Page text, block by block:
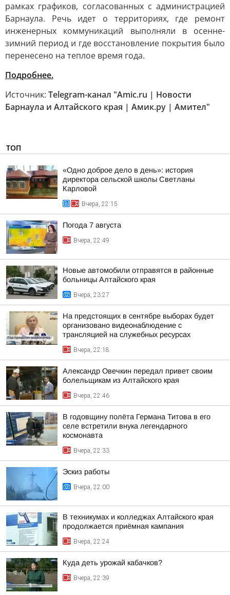
рамках графиков, согласованных с администрацией
Барнаула. Речь идет о территориях, где ремонт
инженерных коммуникаций выполняли в осенне-
зимний период и где восстановление покрытия было
перенесено на теплое время года.
Подробнее.
Источник: Telegram-канал "Amic.ru | Новости
Барнаула и Алтайского края | Амик.ру | Амител"
ТОП
«Одно доброе дело в день»: история
директора сельской школы Светланы
Карловой
Вчера, 22:15
Погода 7 августа
Вчера, 22:49
Новые автомобили отправятся в районные
больницы Алтайского края
Вчера, 23:27
На предстоящих в сентябре выборах будет
организовано видеонаблюдение с
трансляцией на служебных ресурсах
Вчера, 22:18
Александр Овечкин передал привет своим
болельщикам из Алтайского края
Вчера, 22:46
В годовщину полёта Германа Титова в его
селе встретили внука легендарного
космонавта
Вчера, 22:33
Эскиз работы
Вчера, 22:00
В техникумах и колледжах Алтайского края
продолжается приёмная кампания
Вчера, 22:24
Куда деть урожай кабачков?
Вчера, 22:39